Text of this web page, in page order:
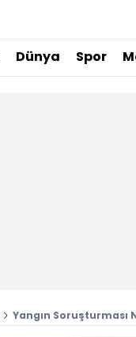
Dünya Spor
Yangın Soruşturması